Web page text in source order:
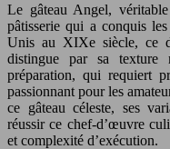
Le gâteau Angel,
pâtisserie qui a conquis
Unis au XIXe siècle, ce
distingue par sa texture
préparation, qui requiert
passionnant pour les
ce gâteau céleste, ses
réussir ce chef-d’œuvre
et complexité d’exécution.